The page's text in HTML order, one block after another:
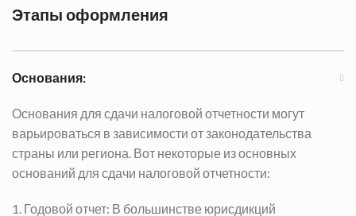
Этапы оформления
Основания:
Основания для сдачи налоговой отчетности могут
варьироваться в зависимости от законодательства
страны или региона. Вот некоторые из основных
оснований для сдачи налоговой отчетности:
1. Годовой отчет: В большинстве юрисдикций